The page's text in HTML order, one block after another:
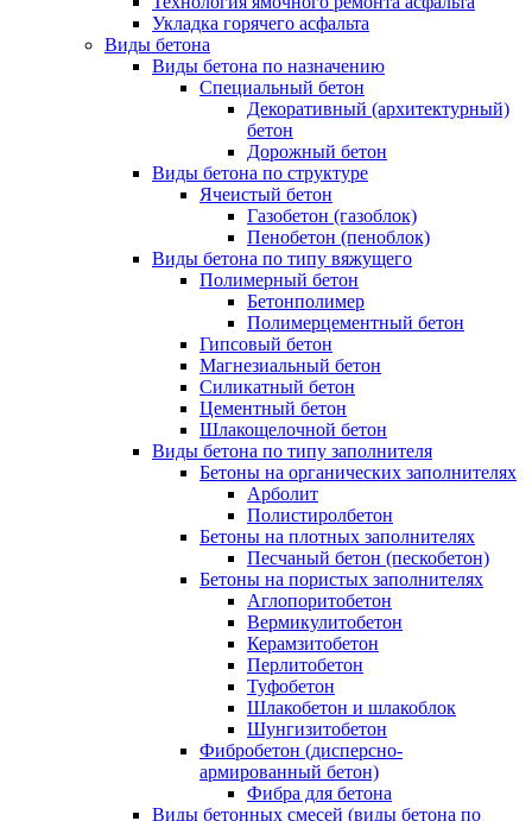
Укладка горячего асфальта
Виды бетона
Виды бетона по назначению
Специальный бетон
Декоративный (архитектурный)
бетон
Дорожный бетон
Виды бетона по структуре
Ячеистый бетон
Газобетон (газоблок)
Пенобетон (пеноблок)
Виды бетона по типу вяжущего
Полимерный бетон
Бетонполимер
Полимерцементный бетон
Гипсовый бетон
Магнезиальный бетон
Силикатный бетон
Цементный бетон
Шлакощелочной бетон
Виды бетона по типу заполнителя
Бетоны на органических заполнителях
Арболит
Полистиролбетон
Бетоны на плотных заполнителях
Песчаный бетон (пескобетон)
Бетоны на пористых заполнителях
Аглопоритобетон
Вермикулитобетон
Керамзитобетон
Перлитобетон
Туфобетон
Шлакобетон и шлакоблок
Шунгизитобетон
Фибробетон (дисперсно-
армированный бетон)
Фибра для бетона
Виды бетонных смесей (виды бетона по